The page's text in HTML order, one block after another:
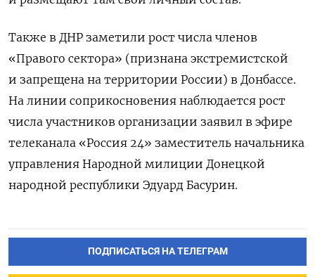
Также в ДНР заметили рост числа членов
«Правого сектора» (признана экстремистской
и запрещена на территории России) в Донбассе.
На линии соприкосновения наблюдается рост
числа участников организации заявил в эфире
телеканала «Россия 24» заместитель начальника
управления Народной милиции Донецкой
народной республики Эдуард Басурин.
ПОДПИСАТЬСЯ НА ТЕЛЕГРАМ